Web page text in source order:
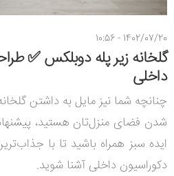
1402/07/20 - 10:56
گلخانه زیر پله دوبلکس ✅
داخلی
چنانچه شما نیز مایل به داشتن
شدن فضای منزل‌تان هستید،
ایده سبز همراه باشید تا با
دکوراسیون داخلی آشنا شوید.